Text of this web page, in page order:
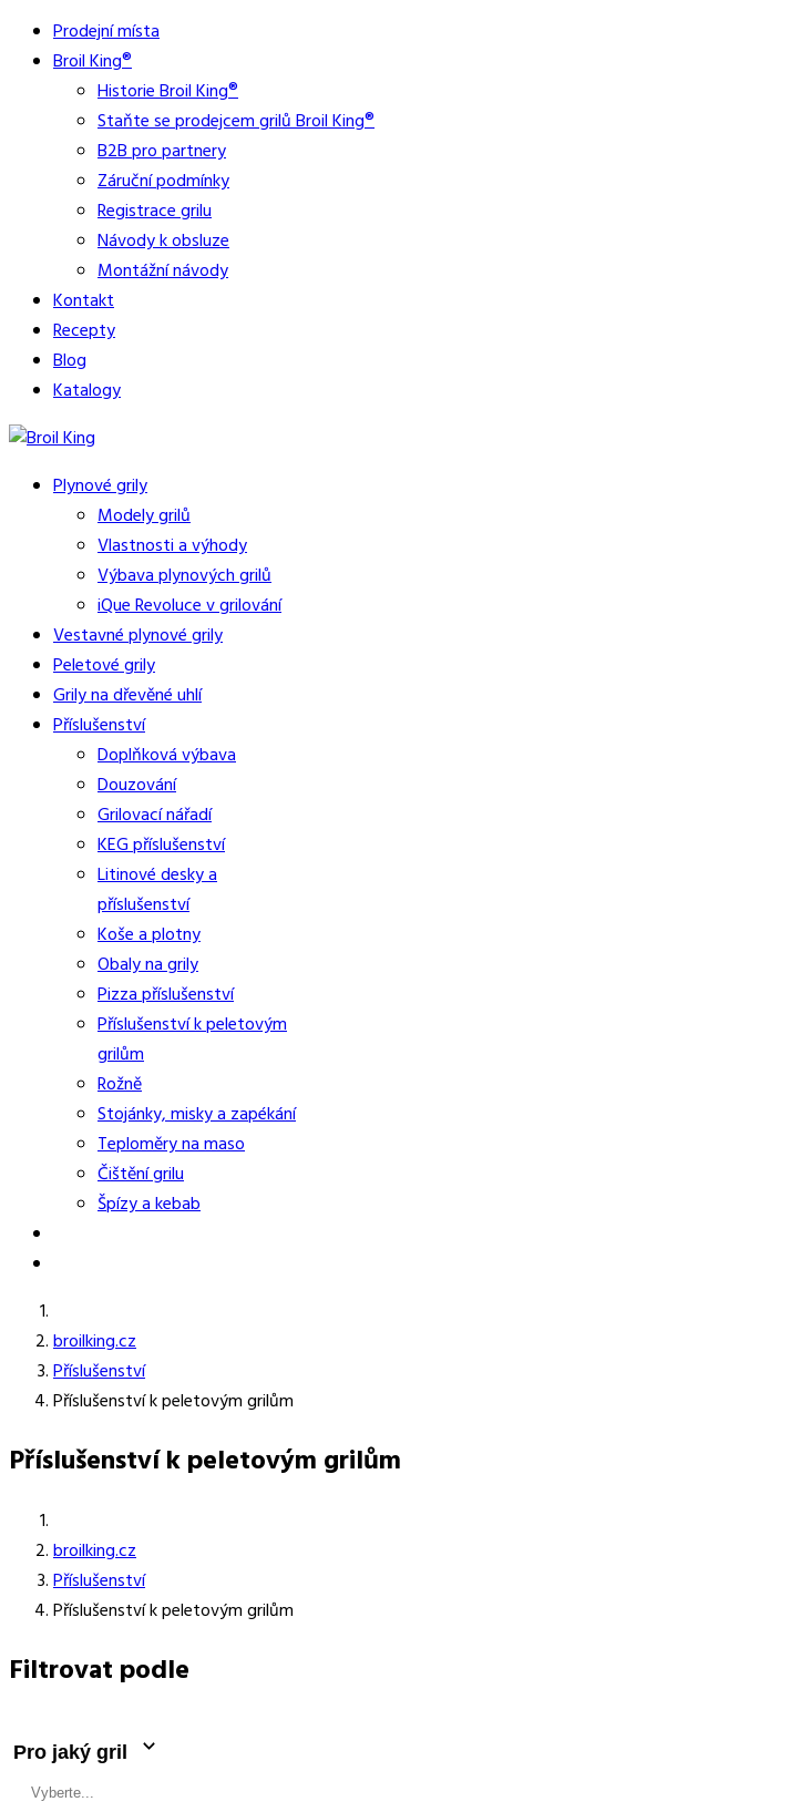
Prodejní místa
Broil King®
Historie Broil King®
Staňte se prodejcem grilů Broil King®
B2B pro partnery
Záruční podmínky
Registrace grilu
Návody k obsluze
Montážní návody
Kontakt
Recepty
Blog
Katalogy
Plynové grily
Modely grilů
Vlastnosti a výhody
Výbava plynových grilů
iQue Revoluce v grilování
Vestavné plynové grily
Peletové grily
Grily na dřevěné uhlí
Příslušenství
Doplňková výbava
Douzování
Grilovací nářadí
KEG příslušenství
Litinové desky a
příslušenství
Koše a plotny
Obaly na grily
Pizza příslušenství
Příslušenství k peletovým
grilům
Rožně
Stojánky, misky a zapékání
Teploměry na maso
Čištění grilu
Špízy a kebab
broilking.cz
Příslušenství
Příslušenství k peletovým grilům
Příslušenství k peletovým grilům
broilking.cz
Příslušenství
Příslušenství k peletovým grilům
Filtrovat podle
Pro jaký gril